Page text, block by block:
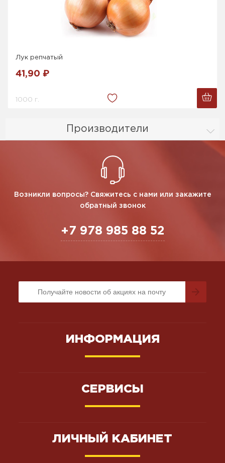
Производители
Лук репчатый
41,90 ₽
1000 г.
Возникли вопросы? Свяжитесь с нами или закажите
обратный звонок
+7 978 985 88 52
ИНФОРМАЦИЯ
СЕРВИСЫ
ЛИЧНЫЙ КАБИНЕТ